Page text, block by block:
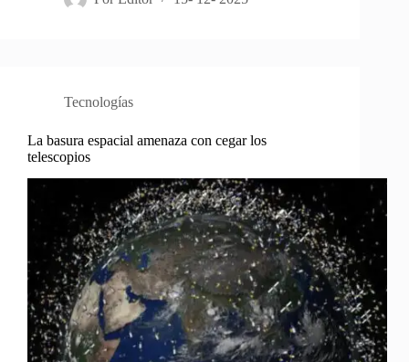
Tecnologías
La basura espacial amenaza con cegar los
telescopios